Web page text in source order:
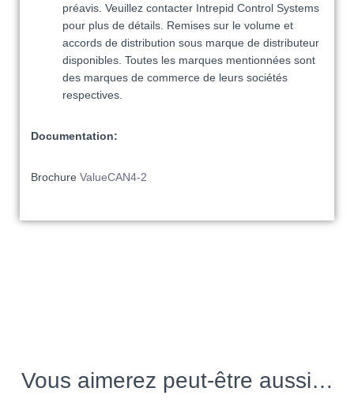
préavis. Veuillez contacter Intrepid Control Systems
pour plus de détails. Remises sur le volume et
accords de distribution sous marque de distributeur
disponibles. Toutes les marques mentionnées sont
des marques de commerce de leurs sociétés
respectives.
Documentation:
Brochure ValueCAN4-2
Vous aimerez peut-être aussi…